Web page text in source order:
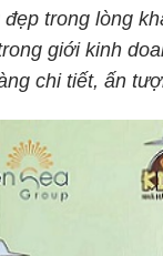
trong lòng
giới kinh
chi tiết, ấn